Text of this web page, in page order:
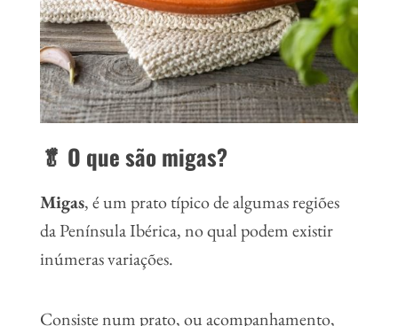
🥬 O que são migas?
Migas, é um prato típico de algumas regiões
da Península Ibérica, no qual podem existir
inúmeras variações.
Consiste num prato, ou acompanhamento,